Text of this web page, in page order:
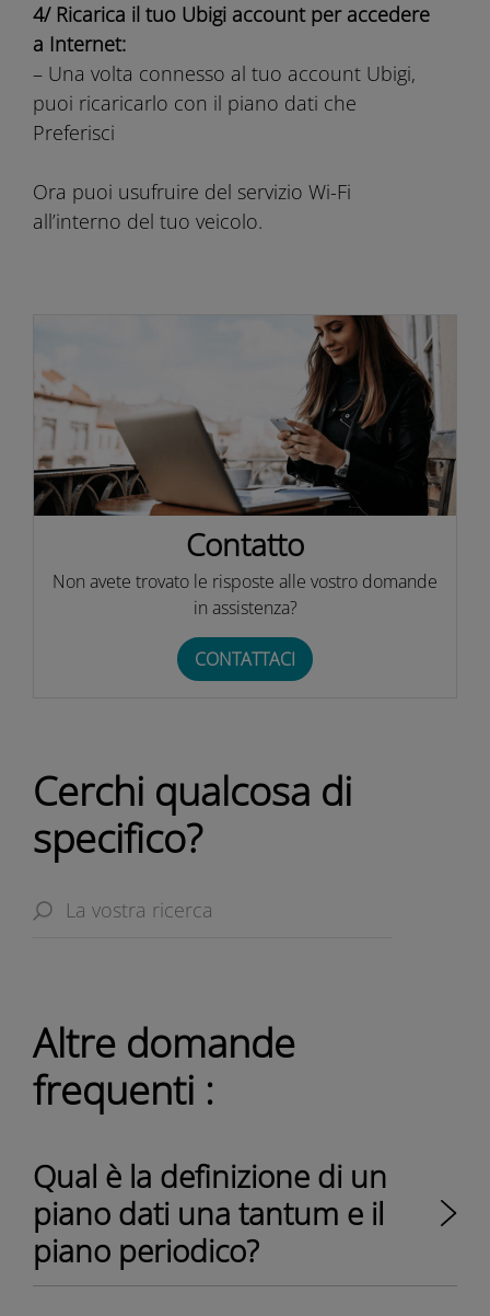
4/ Ricarica il tuo Ubigi account per accedere
a Internet:
– Una volta connesso al tuo account Ubigi,
puoi ricaricarlo con il piano dati che
Preferisci
Ora puoi usufruire del servizio Wi-Fi
all’interno del tuo veicolo.
Contatto
Non avete trovato le risposte alle vostro domande
in assistenza?
CONTATTACI
Cerchi qualcosa di
specifico?
Altre domande
frequenti :
Qual è la definizione di un
piano dati una tantum e il
piano periodico?